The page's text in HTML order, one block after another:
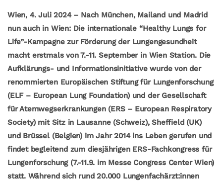
Wien, 4. Juli 2024 – Nach München, Mailand und Madrid
nun auch in Wien: Die internationale “Healthy Lungs for
Life”-Kampagne zur Förderung der Lungengesundheit
macht erstmals von 7.-11. September in Wien Station. Die
Aufklärungs- und Informationsinitiative wurde von der
renommierten Europäischen Stiftung für Lungenforschung
(ELF – European Lung Foundation) und der Gesellschaft
für Atemwegserkrankungen (ERS – European Respiratory
Society) mit Sitz in Lausanne (Schweiz), Sheffield (UK)
und Brüssel (Belgien) im Jahr 2014 ins Leben gerufen und
findet begleitend zum diesjährigen ERS-Fachkongress für
Lungenforschung (7.-11.9. im Messe Congress Center Wien)
statt. Während sich rund 20.000 Lungenfachärzt:innen